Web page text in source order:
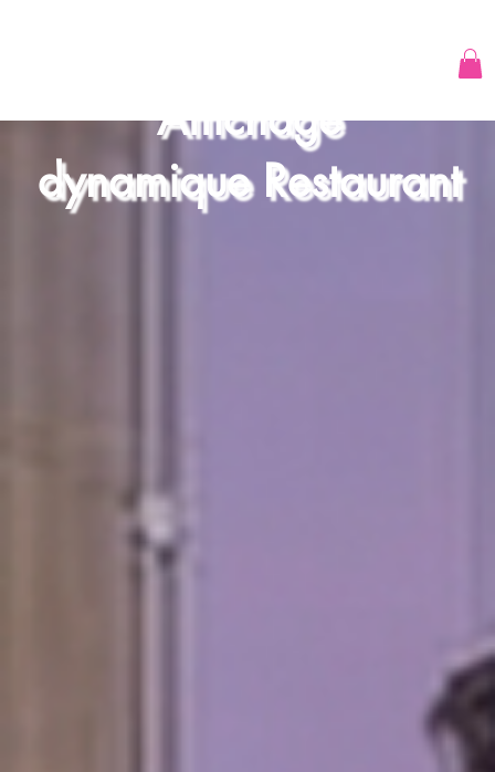
Affichage
dynamique Restaurant